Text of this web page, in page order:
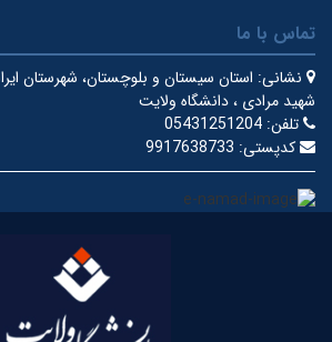
تماس با ما
نشانی:
شهید مرادی ، دانشگاه ولایت
تلفن: 05431251204
کدپستی: 9917638733